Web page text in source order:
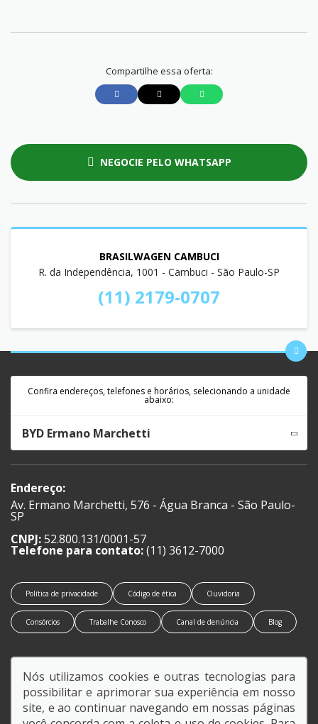
Compartilhe essa oferta:
NEGOCIE PELO WHATSAPP
BRASILWAGEN CAMBUCI
R. da Independência, 1001 - Cambuci - São Paulo-SP
(11) 2179-0707
Confira endereços, telefones e horários, selecionando a unidade
abaixo:
BYD Ermano Marchetti
Endereço:
Av. Ermano Marchetti, 576 - Água Branca - São Paulo-
SP
CNPJ:52.800.131/0001-57
Telefone para contato:(11) 3612-7000
Política de privacidade Código de ética Ouvidoria
Consórcios Trabalhe Conosco Canal de denúncia Blog
SIGA-NOS:
Nós utilizamos cookies e outras tecnologias para
possibilitar e aprimorar sua experiência em nosso
site, e ao continuar navegando em nossas páginas